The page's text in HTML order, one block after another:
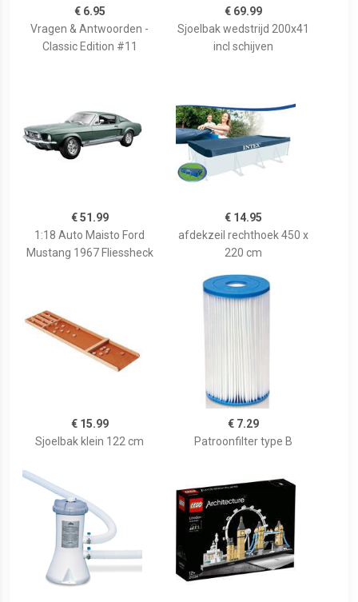
€ 6.95
Vragen & Antwoorden -
Classic Edition #11
€ 69.99
Sjoelbak wedstrijd 200x41
incl schijven
€ 51.99
1:18 Auto Maisto Ford
Mustang 1967 Fliessheck
€ 14.95
afdekzeil rechthoek 450 x
220 cm
€ 15.99
Sjoelbak klein 122 cm
€ 7.29
Patroonfilter type B